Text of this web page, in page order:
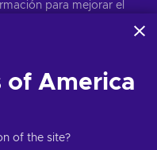
Visita el apartadoAviso
reservados.
para mejorar el
para personalizar los
tu consentimiento para
tecnologías. Puedes
en «Personalizar»
de Google
of America
of the site?